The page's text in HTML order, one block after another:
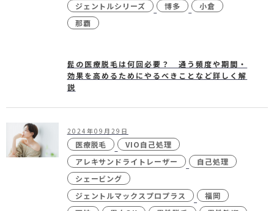
ジェントルシリーズ
博多
小倉
那覇
髭の医療脱毛は何回必要？ 通う頻度や期間・
効果を高めるためにやるべきことなど詳しく解
説
2024年09月29日
医療脱毛
VIO自己処理
アレキサンドライトレーザー
自己処理
シェービング
ジェントルマックスプロプラス
福岡